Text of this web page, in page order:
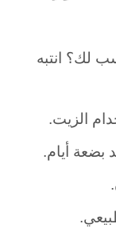
لك؟ انتبه
الزيت.
بضعة أيام.